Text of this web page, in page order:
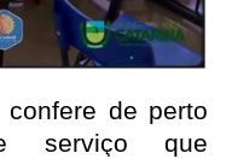
de perto
serviço que